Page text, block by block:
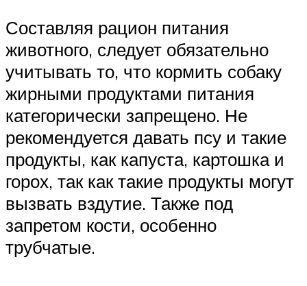
Составляя рацион питания
животного, следует обязательно
учитывать то, что кормить собаку
жирными продуктами питания
категорически запрещено. Не
рекомендуется давать псу и такие
продукты, как капуста, картошка и
горох, так как такие продукты могут
вызвать вздутие. Также под
запретом кости, особенно
трубчатые.